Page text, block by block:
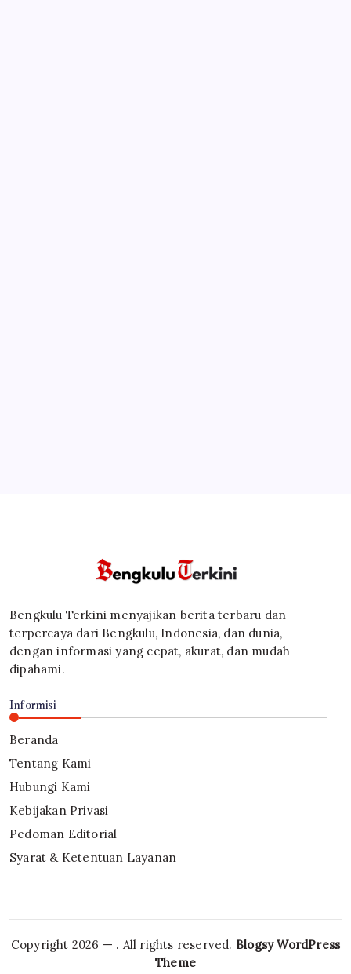
Bengkulu Terkini menyajikan berita terbaru dan
terpercaya dari Bengkulu, Indonesia, dan dunia,
dengan informasi yang cepat, akurat, dan mudah
dipahami.
Informisi
Beranda
Tentang Kami
Hubungi Kami
Kebijakan Privasi
Pedoman Editorial
Syarat & Ketentuan Layanan
Copyright 2026 — . All rights reserved. Blogsy WordPress
Theme